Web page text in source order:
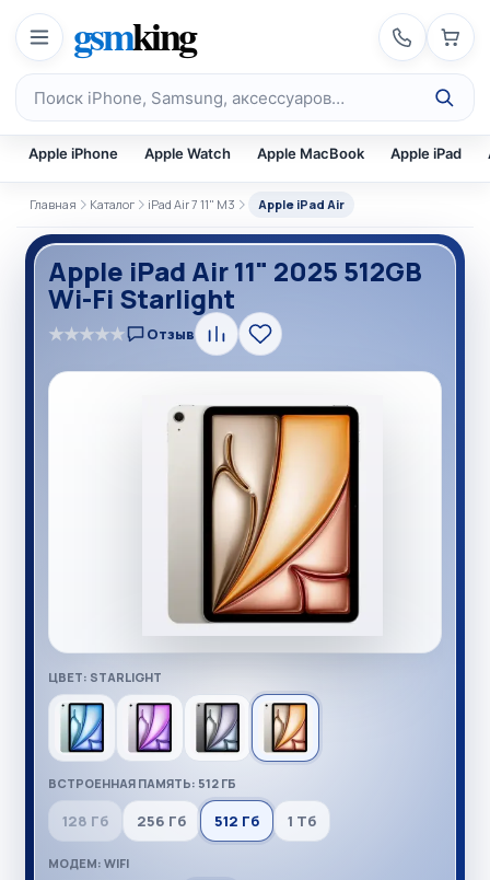
Перейти к содержимому
gsmking
Поиск по каталогу
Apple iPhone Apple Watch Apple MacBook Apple iPad
Главная Каталог iPad Air 7 11" M3 Apple iPad Air
Apple iPad Air 11" 2025 512GB
Wi-Fi Starlight
★★★★★ Отзыв Сравнить
В
избранное
ЦВЕТ: STARLIGHT
ВСТРОЕННАЯ ПАМЯТЬ: 512 ГБ
128 Гб 256 Гб 512 Гб 1 Тб
МОДЕМ: WIFI